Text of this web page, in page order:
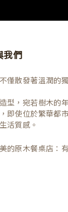
我們
僅散發著溫潤的
型，宛若樹木的
即使位於繁華都
活質感。
的原木餐桌店：